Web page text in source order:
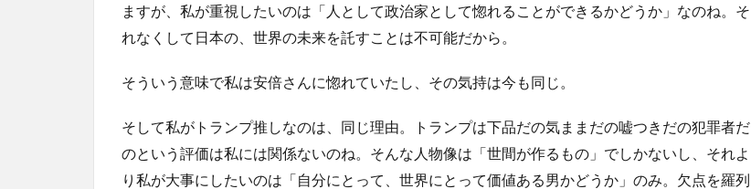
ますが、私が重視したいのは「人として政治家として惚れることができるかどうか」なのね。そ
れなくして日本の、世界の未来を託すことは不可能だから。
そういう意味で私は安倍さんに惚れていたし、その気持は今も同じ。
そして私がトランプ推しなのは、同じ理由。トランプは下品だの気ままだの嘘つきだの犯罪者だ
のという評価は私には関係ないのね。そんな人物像は「世間が作るもの」でしかないし、それよ
り私が大事にしたいのは「自分にとって、世界にとって価値ある男かどうか」のみ。欠点を羅列